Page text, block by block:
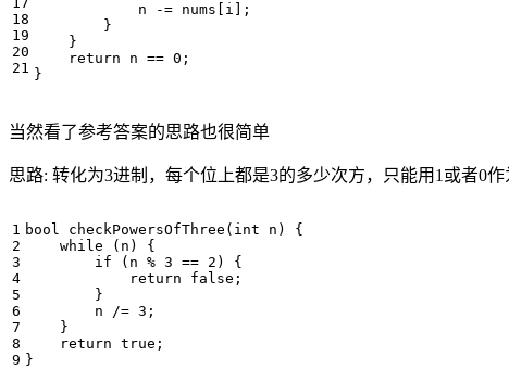
n
-= nums [ i ];
}
}
return
n == 0 ;
}
当然看了参考答案的思路也很简单
思路: 转化为3进制，每个位上都是3的多少次方，只能用1或者0
bool checkPowersOfThree ( int n )
{
while
( n )
{
if
( n % 3 == 2 )
{
return
false ;
}
n
/= 3 ;
}
return true ;
}